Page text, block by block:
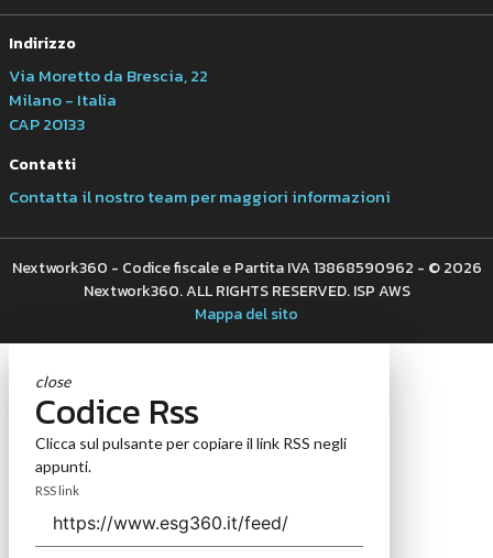
Indirizzo
Via Moretto da Brescia, 22
Milano - Italia
CAP 20133
Contatti
Contatta il nostro team per maggiori informazioni
Nextwork360 - Codice fiscale e Partita IVA 13868590962 - © 2026
Nextwork360. ALL RIGHTS RESERVED. ISP AWS
Mappa del sito
close
Codice Rss
Clicca sul pulsante per copiare il link RSS negli
appunti.
RSS link